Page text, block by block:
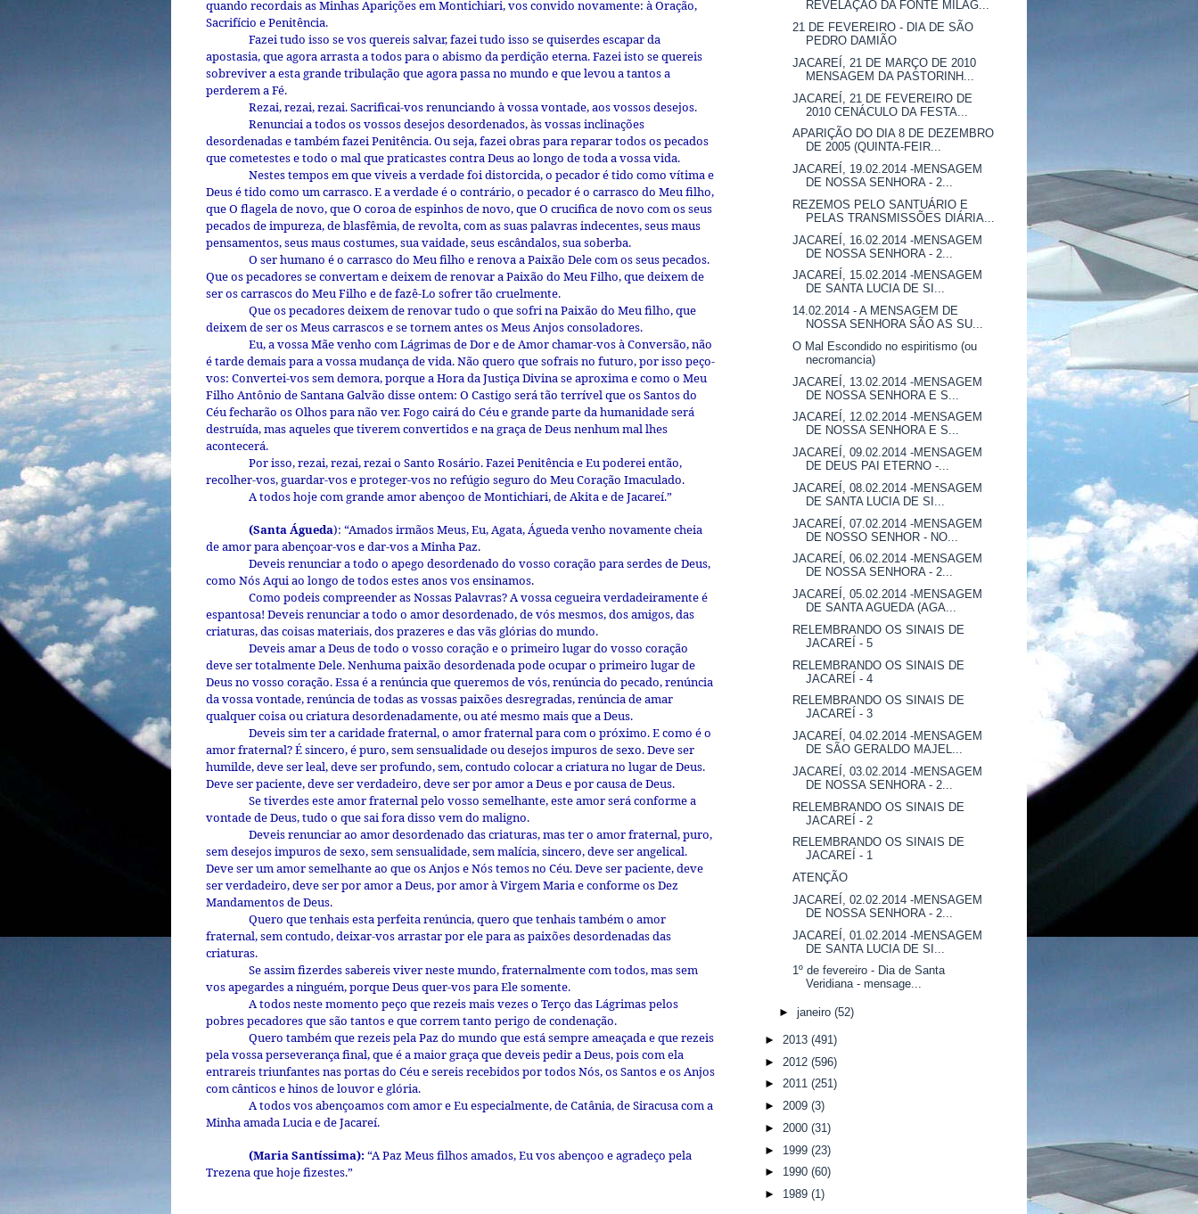
quando recordais as Minhas Aparições em Montichiari, vos convido novamente: à Oração,
Sacrifício e Penitência.
Fazei tudo isso se vos quereis salvar, fazei tudo isso se quiserdes escapar da
apostasia, que agora arrasta a todos para o abismo da perdição eterna. Fazei isto se quereis
sobreviver a esta grande tribulação que agora passa no mundo e que levou a tantos a
perderem a Fé.
Rezai, rezai, rezai. Sacrificai-vos renunciando à vossa vontade, aos vossos desejos.
Renunciai a todos os vossos desejos desordenados, às vossas inclinações
desordenadas e também fazei Penitência. Ou seja, fazei obras para reparar todos os pecados
que cometestes e todo o mal que praticastes contra Deus ao longo de toda a vossa vida.
Nestes tempos em que viveis a verdade foi distorcida, o pecador é tido como vítima e
Deus é tido como um carrasco. E a verdade é o contrário, o pecador é o carrasco do Meu filho,
que O flagela de novo, que O coroa de espinhos de novo, que O crucifica de novo com os seus
pecados de impureza, de blasfêmia, de revolta, com as suas palavras indecentes, seus maus
pensamentos, seus maus costumes, sua vaidade, seus escândalos, sua soberba.
O ser humano é o carrasco do Meu filho e renova a Paixão Dele com os seus pecados.
Que os pecadores se convertam e deixem de renovar a Paixão do Meu Filho, que deixem de
ser os carrascos do Meu Filho e de fazê-Lo sofrer tão cruelmente.
Que os pecadores deixem de renovar tudo o que sofri na Paixão do Meu filho, que
deixem de ser os Meus carrascos e se tornem antes os Meus Anjos consoladores.
Eu, a vossa Mãe venho com Lágrimas de Dor e de Amor chamar-vos à Conversão, não
é tarde demais para a vossa mudança de vida. Não quero que sofrais no futuro, por isso peço-
vos: Convertei-vos sem demora, porque a Hora da Justiça Divina se aproxima e como o Meu
Filho Antônio de Santana Galvão disse ontem: O Castigo será tão terrível que os Santos do
Céu fecharão os Olhos para não ver. Fogo cairá do Céu e grande parte da humanidade será
destruída, mas aqueles que tiverem convertidos e na graça de Deus nenhum mal lhes
acontecerá.
Por isso, rezai, rezai, rezai o Santo Rosário. Fazei Penitência e Eu poderei então,
recolher-vos, guardar-vos e proteger-vos no refúgio seguro do Meu Coração Imaculado.
A todos hoje com grande amor abençoo de Montichiari, de Akita e de Jacareí.”
(Santa Águeda): “Amados irmãos Meus, Eu, Agata, Águeda venho novamente cheia
de amor para abençoar-vos e dar-vos a Minha Paz.
Deveis renunciar a todo o apego desordenado do vosso coração para serdes de Deus,
como Nós Aqui ao longo de todos estes anos vos ensinamos.
Como podeis compreender as Nossas Palavras? A vossa cegueira verdadeiramente é
espantosa! Deveis renunciar a todo o amor desordenado, de vós mesmos, dos amigos, das
criaturas, das coisas materiais, dos prazeres e das vãs glórias do mundo.
Deveis amar a Deus de todo o vosso coração e o primeiro lugar do vosso coração
deve ser totalmente Dele. Nenhuma paixão desordenada pode ocupar o primeiro lugar de
Deus no vosso coração. Essa é a renúncia que queremos de vós, renúncia do pecado, renúncia
da vossa vontade, renúncia de todas as vossas paixões desregradas, renúncia de amar
qualquer coisa ou criatura desordenadamente, ou até mesmo mais que a Deus.
Deveis sim ter a caridade fraternal, o amor fraternal para com o próximo. E como é o
amor fraternal? É sincero, é puro, sem sensualidade ou desejos impuros de sexo. Deve ser
humilde, deve ser leal, deve ser profundo, sem, contudo colocar a criatura no lugar de Deus.
Deve ser paciente, deve ser verdadeiro, deve ser por amor a Deus e por causa de Deus.
Se tiverdes este amor fraternal pelo vosso semelhante, este amor será conforme a
vontade de Deus, tudo o que sai fora disso vem do maligno.
Deveis renunciar ao amor desordenado das criaturas, mas ter o amor fraternal, puro,
sem desejos impuros de sexo, sem sensualidade, sem malícia, sincero, deve ser angelical.
Deve ser um amor semelhante ao que os Anjos e Nós temos no Céu. Deve ser paciente, deve
ser verdadeiro, deve ser por amor a Deus, por amor à Virgem Maria e conforme os Dez
Mandamentos de Deus.
Quero que tenhais esta perfeita renúncia, quero que tenhais também o amor
fraternal, sem contudo, deixar-vos arrastar por ele para as paixões desordenadas das
criaturas.
Se assim fizerdes sabereis viver neste mundo, fraternalmente com todos, mas sem
vos apegardes a ninguém, porque Deus quer-vos para Ele somente.
A todos neste momento peço que rezeis mais vezes o Terço das Lágrimas pelos
pobres pecadores que são tantos e que correm tanto perigo de condenação.
Quero também que rezeis pela Paz do mundo que está sempre ameaçada e que rezeis
pela vossa perseverança final, que é a maior graça que deveis pedir a Deus, pois com ela
entrareis triunfantes nas portas do Céu e sereis recebidos por todos Nós, os Santos e os Anjos
com cânticos e hinos de louvor e glória.
A todos vos abençoamos com amor e Eu especialmente, de Catânia, de Siracusa com a
Minha amada Lucia e de Jacareí.
(Maria Santíssima): “A Paz Meus filhos amados, Eu vos abençoo e agradeço pela
Trezena que hoje fizestes.”
REVELAÇÃO DA FONTE MILAG...
21 DE FEVEREIRO - DIA DE SÃO
PEDRO DAMIÃO
JACAREÍ, 21 DE MARÇO DE 2010
MENSAGEM DA PASTORINH...
JACAREÍ, 21 DE FEVEREIRO DE
2010 CENÁCULO DA FESTA...
APARIÇÃO DO DIA 8 DE DEZEMBRO
DE 2005 (QUINTA-FEIR...
JACAREÍ, 19.02.2014 -MENSAGEM
DE NOSSA SENHORA - 2...
REZEMOS PELO SANTUÁRIO E
PELAS TRANSMISSÕES DIÁRIA...
JACAREÍ, 16.02.2014 -MENSAGEM
DE NOSSA SENHORA - 2...
JACAREÍ, 15.02.2014 -MENSAGEM
DE SANTA LUCIA DE SI...
14.02.2014 - A MENSAGEM DE
NOSSA SENHORA SÃO AS SU...
O Mal Escondido no espiritismo (ou
necromancia)
JACAREÍ, 13.02.2014 -MENSAGEM
DE NOSSA SENHORA E S...
JACAREÍ, 12.02.2014 -MENSAGEM
DE NOSSA SENHORA E S...
JACAREÍ, 09.02.2014 -MENSAGEM
DE DEUS PAI ETERNO -...
JACAREÍ, 08.02.2014 -MENSAGEM
DE SANTA LUCIA DE SI...
JACAREÍ, 07.02.2014 -MENSAGEM
DE NOSSO SENHOR - NO...
JACAREÍ, 06.02.2014 -MENSAGEM
DE NOSSA SENHORA - 2...
JACAREÍ, 05.02.2014 -MENSAGEM
DE SANTA AGUEDA (AGA...
RELEMBRANDO OS SINAIS DE
JACAREÍ - 5
RELEMBRANDO OS SINAIS DE
JACAREÍ - 4
RELEMBRANDO OS SINAIS DE
JACAREÍ - 3
JACAREÍ, 04.02.2014 -MENSAGEM
DE SÃO GERALDO MAJEL...
JACAREÍ, 03.02.2014 -MENSAGEM
DE NOSSA SENHORA - 2...
RELEMBRANDO OS SINAIS DE
JACAREÍ - 2
RELEMBRANDO OS SINAIS DE
JACAREÍ - 1
ATENÇÃO
JACAREÍ, 02.02.2014 -MENSAGEM
DE NOSSA SENHORA - 2...
JACAREÍ, 01.02.2014 -MENSAGEM
DE SANTA LUCIA DE SI...
1º de fevereiro - Dia de Santa
Veridiana - mensage...
► janeiro (52)
► 2013 (491)
► 2012 (596)
► 2011 (251)
► 2009 (3)
► 2000 (31)
► 1999 (23)
► 1990 (60)
► 1989 (1)